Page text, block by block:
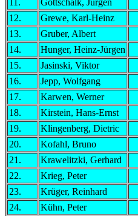
11.
Gottschalk, Jürgen
12.
Grewe, Karl-Heinz
13.
Gruber, Albert
14.
Hunger, Heinz-Jürgen
15.
Jasinski, Viktor
16.
Jepp, Wolfgang
17.
Karwen, Werner
18.
Kirstein, Hans-Ernst
19.
Klingenberg, Dietric
20.
Kofahl, Bruno
21.
Krawelitzki, Gerhard
22.
Krieg, Peter
23.
Krüger, Reinhard
24.
Kühn, Peter